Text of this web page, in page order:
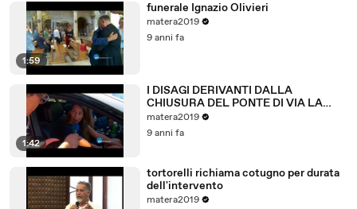
1:59
funerale Ignazio Olivieri
matera2019
9 anni fa
1:42
I DISAGI DERIVANTI DALLA
CHIUSURA DEL PONTE DI VIA LA
MARTELLA A MATERA.
matera2019
9 anni fa
tortorelli richiama cotugno per durata
dell'intervento
matera2019